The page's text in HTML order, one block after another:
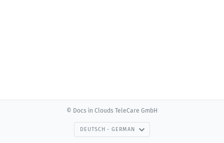
© Docs in Clouds TeleCare GmbH
DEUTSCH - GERMAN